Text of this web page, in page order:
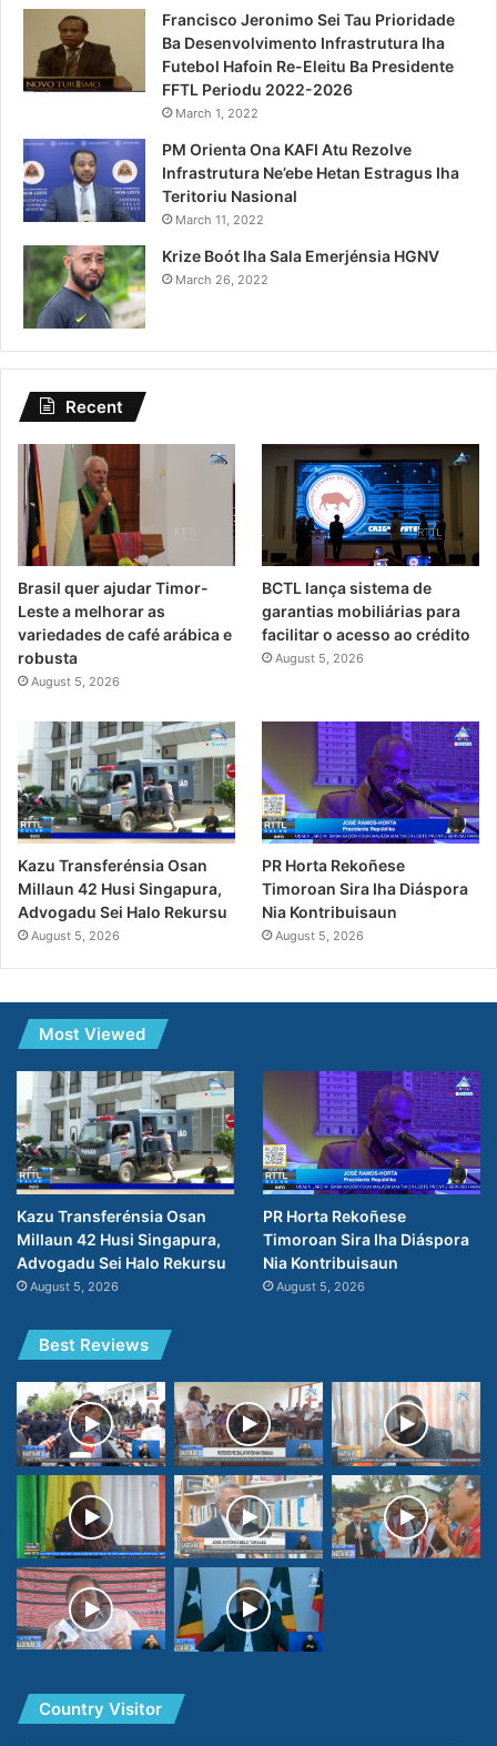
Francisco Jeronimo Sei Tau Prioridade
Ba Desenvolvimento Infrastrutura Iha
Futebol Hafoin Re-Eleitu Ba Presidente
FFTL Periodu 2022-2026
March 1, 2022
PM Orienta Ona KAFI Atu Rezolve
Infrastrutura Ne’ebe Hetan Estragus Iha
Teritoriu Nasional
March 11, 2022
Krize Boót Iha Sala Emerjénsia HGNV
March 26, 2022
Recent
Brasil quer ajudar Timor-
Leste a melhorar as
variedades de café arábica e
robusta
August 5, 2026
BCTL lança sistema de
garantias mobiliárias para
facilitar o acesso ao crédito
August 5, 2026
Kazu Transferénsia Osan
Millaun 42 Husi Singapura,
Advogadu Sei Halo Rekursu
August 5, 2026
PR Horta Rekoñese
Timoroan Sira Iha Diáspora
Nia Kontribuisaun
August 5, 2026
Most Viewed
Kazu Transferénsia Osan
Millaun 42 Husi Singapura,
Advogadu Sei Halo Rekursu
August 5, 2026
PR Horta Rekoñese
Timoroan Sira Iha Diáspora
Nia Kontribuisaun
August 5, 2026
Best Reviews
Country Visitor